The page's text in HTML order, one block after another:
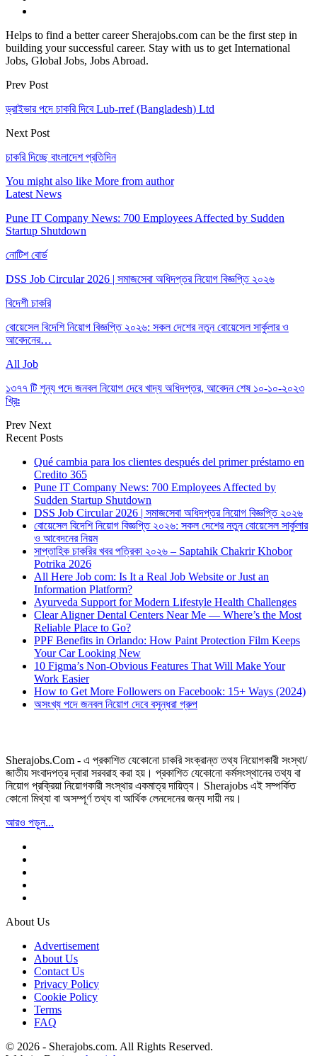
Helps to find a better career Sherajobs.com can be the first step in
building your successful career. Stay with us to get International
Jobs, Global Jobs, Jobs Abroad.
Prev Post
ড্রাইভার পদে চাকরি দিবে Lub-rref (Bangladesh) Ltd
Next Post
চাকরি দিচ্ছে বাংলাদেশ প্রতিদিন
You might also like More from author
Latest News
Pune IT Company News: 700 Employees Affected by Sudden
Startup Shutdown
নোটিশ বোর্ড
DSS Job Circular 2026 | সমাজসেবা অধিদপ্তর নিয়োগ বিজ্ঞপ্তি ২০২৬
বিদেশী চাকরি
বোয়েসেল বিদেশি নিয়োগ বিজ্ঞপ্তি ২০২৬: সকল দেশের নতুন বোয়েসেল সার্কুলার ও
আবেদনের…
All Job
১৩৭৭ টি শূন্য পদে জনবল নিয়োগ দেবে খাদ্য অধিদপ্তর, আবেদন শেষ ১০-১০-২০২৩
খ্রিঃ
Prev Next
Recent Posts
Qué cambia para los clientes después del primer préstamo en
Credito 365
Pune IT Company News: 700 Employees Affected by
Sudden Startup Shutdown
DSS Job Circular 2026 | সমাজসেবা অধিদপ্তর নিয়োগ বিজ্ঞপ্তি ২০২৬
বোয়েসেল বিদেশি নিয়োগ বিজ্ঞপ্তি ২০২৬: সকল দেশের নতুন বোয়েসেল সার্কুলার
ও আবেদনের নিয়ম
সাপ্তাহিক চাকরির খবর পত্রিকা ২০২৬ – Saptahik Chakrir Khobor
Potrika 2026
All Here Job com: Is It a Real Job Website or Just an
Information Platform?
Ayurveda Support for Modern Lifestyle Health Challenges
Clear Aligner Dental Centers Near Me — Where’s the Most
Reliable Place to Go?
PPF Benefits in Orlando: How Paint Protection Film Keeps
Your Car Looking New
10 Figma’s Non-Obvious Features That Will Make Your
Work Easier
How to Get More Followers on Facebook: 15+ Ways (2024)
অসংখ্য পদে জনবল নিয়োগ দেবে বসুন্ধরা গ্রুপ
Sherajobs.Com - এ প্রকাশিত যেকোনো চাকরি সংক্রান্ত তথ্য নিয়োগকারী সংস্থা/
জাতীয় সংবাদপত্র দ্বারা সরবরাহ করা হয়। প্রকাশিত যেকোনো কর্মসংস্থানের তথ্য বা
নিয়োগ প্রক্রিয়া নিয়োগকারী সংস্থার একমাত্র দায়িত্ব। Sherajobs এই সম্পর্কিত
কোনো মিথ্যা বা অসম্পূর্ণ তথ্য বা আর্থিক লেনদেনের জন্য দায়ী নয়।
আরও পড়ুন...
About Us
Advertisement
About Us
Contact Us
Privacy Policy
Cookie Policy
Terms
FAQ
© 2026 - Sherajobs.com. All Rights Reserved.